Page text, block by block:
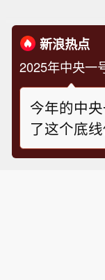
新浪热点
2025年中央一
今年的中
了这个底